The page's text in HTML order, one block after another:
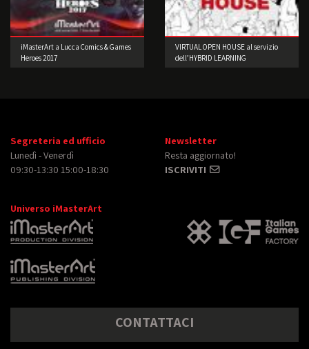
iMasterArt a Lucca Comics & Games
Heroes 2017
VIRTUAL OPEN HOUSE al servizio
dell’HYBRID LEARNING
Segreteria ed ufficio
Lunedì - Venerdì
09:30-13:30 15:00-18:30
Newsletter
Resta aggiornato!
ISCRIVITI
Universo iMasterArt
CONTATTACI